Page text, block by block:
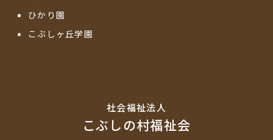
ひかり園
こぶしヶ丘学園
社会福祉法⼈
こぶしの村福祉会